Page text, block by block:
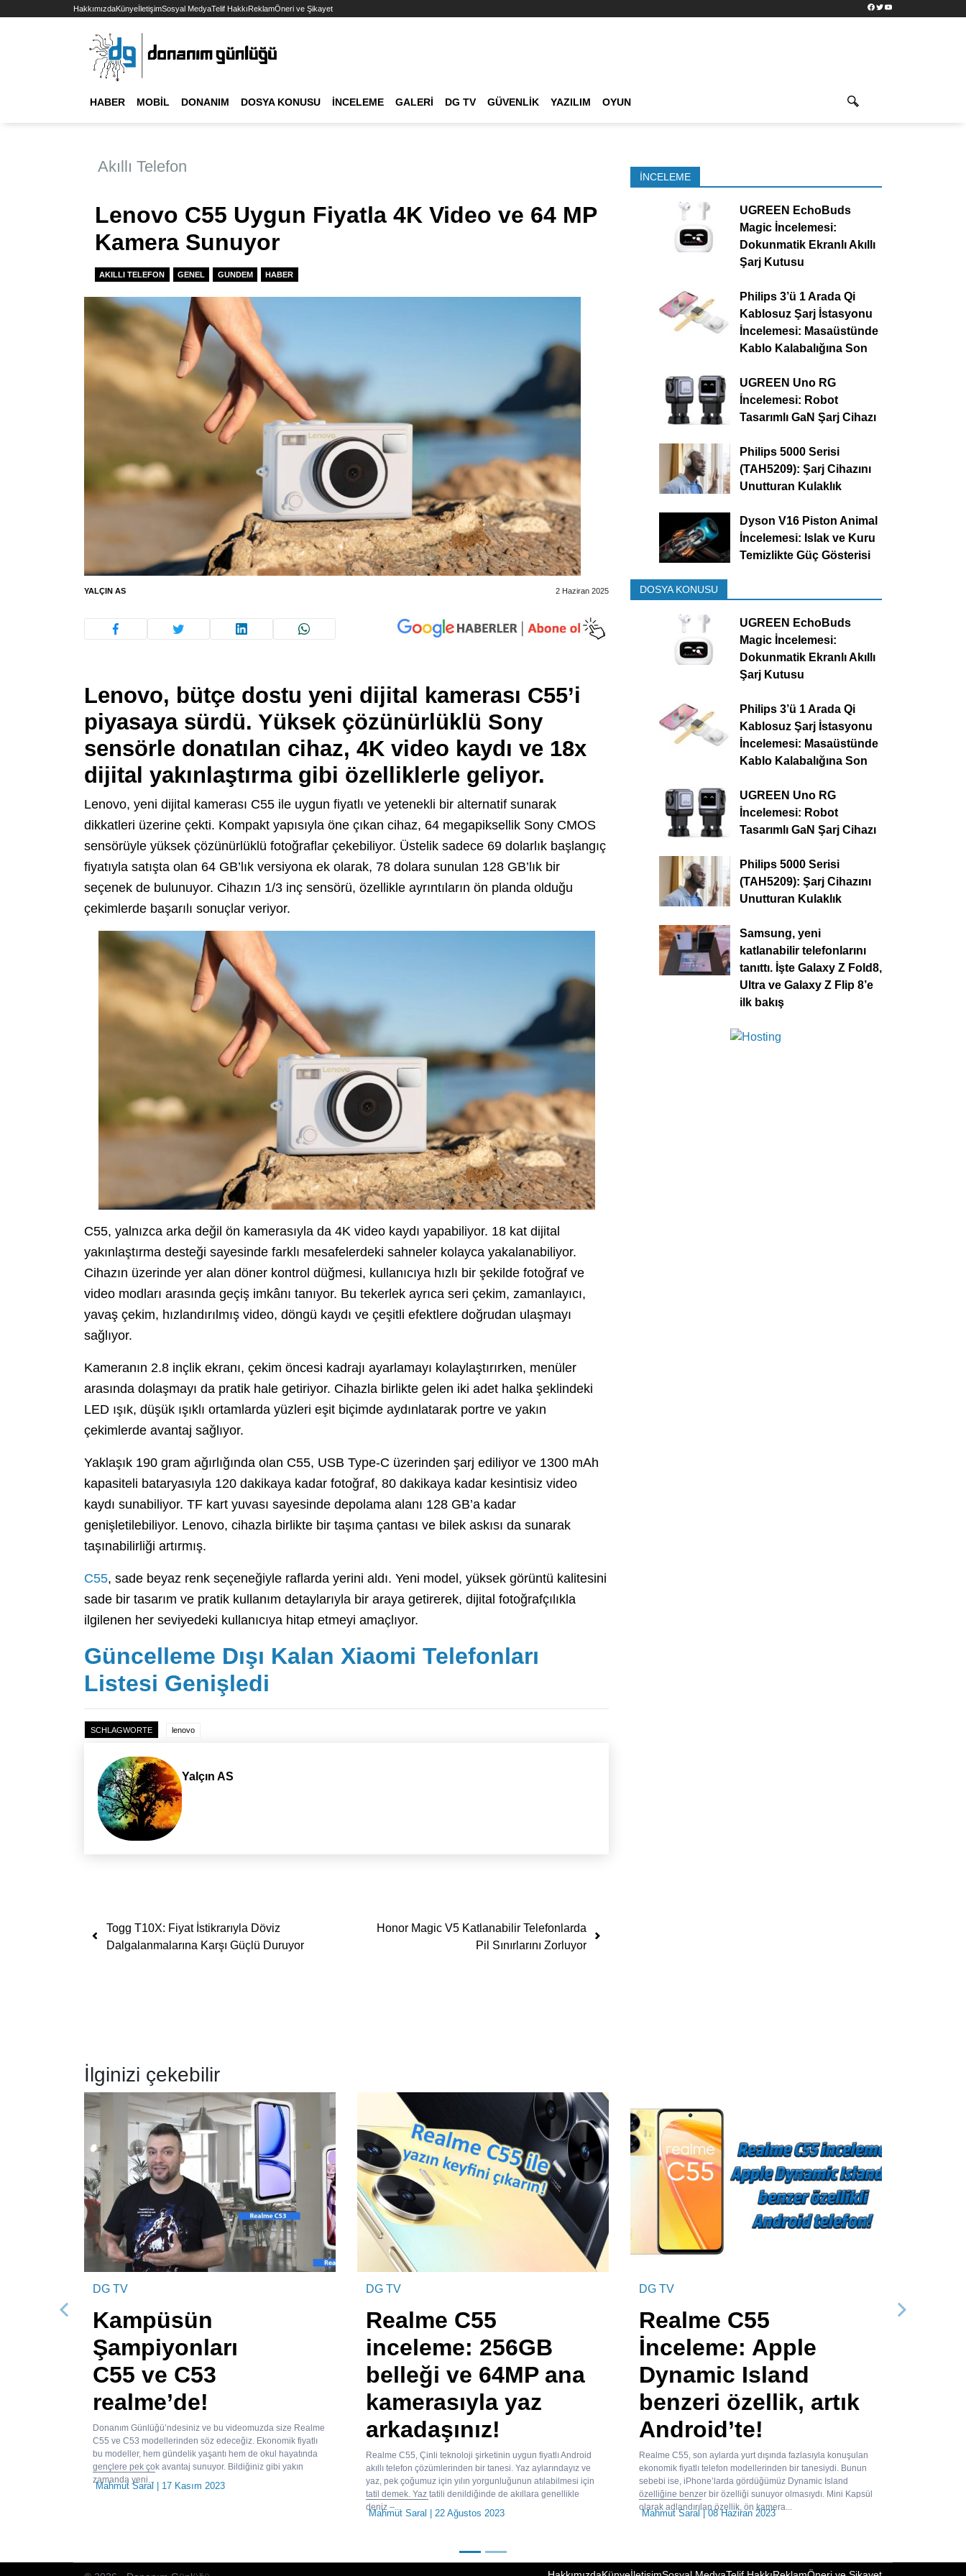
HakkımızdaKünyeİletişimSosyal MedyaTelif HakkıReklamÖneri ve Şikayet Facebook
TwitterYouTube
HABER MOBIL DONANIM DOSYA KONUSU İNCELEME GALERI DG TV GÜVENLIK YAZILIM OYUN
Akıllı Telefon
Lenovo C55 Uygun Fiyatla 4K Video ve 64 MP
Kamera Sunuyor
AKILLI TELEFON GENEL GUNDEM HABER
YALÇIN AS 2 Haziran 2025
Lenovo, bütçe dostu yeni dijital kamerası C55’i
piyasaya sürdü. Yüksek çözünürlüklü Sony
sensörle donatılan cihaz, 4K video kaydı ve 18x
dijital yakınlaştırma gibi özelliklerle geliyor.
Lenovo, yeni dijital kamerası C55 ile uygun fiyatlı ve yetenekli bir alternatif sunarak
dikkatleri üzerine çekti. Kompakt yapısıyla öne çıkan cihaz, 64 megapiksellik Sony CMOS
sensörüyle yüksek çözünürlüklü fotoğraflar çekebiliyor. Üstelik sadece 69 dolarlık başlangıç
fiyatıyla satışta olan 64 GB’lık versiyona ek olarak, 78 dolara sunulan 128 GB’lık bir
seçenek de bulunuyor. Cihazın 1/3 inç sensörü, özellikle ayrıntıların ön planda olduğu
çekimlerde başarılı sonuçlar veriyor.
C55, yalnızca arka değil ön kamerasıyla da 4K video kaydı yapabiliyor. 18 kat dijital
yakınlaştırma desteği sayesinde farklı mesafelerdeki sahneler kolayca yakalanabiliyor.
Cihazın üzerinde yer alan döner kontrol düğmesi, kullanıcıya hızlı bir şekilde fotoğraf ve
video modları arasında geçiş imkânı tanıyor. Bu tekerlek ayrıca seri çekim, zamanlayıcı,
yavaş çekim, hızlandırılmış video, döngü kaydı ve çeşitli efektlere doğrudan ulaşmayı
sağlıyor.
Kameranın 2.8 inçlik ekranı, çekim öncesi kadrajı ayarlamayı kolaylaştırırken, menüler
arasında dolaşmayı da pratik hale getiriyor. Cihazla birlikte gelen iki adet halka şeklindeki
LED ışık, düşük ışıklı ortamlarda yüzleri eşit biçimde aydınlatarak portre ve yakın
çekimlerde avantaj sağlıyor.
Yaklaşık 190 gram ağırlığında olan C55, USB Type-C üzerinden şarj ediliyor ve 1300 mAh
kapasiteli bataryasıyla 120 dakikaya kadar fotoğraf, 80 dakikaya kadar kesintisiz video
kaydı sunabiliyor. TF kart yuvası sayesinde depolama alanı 128 GB’a kadar
genişletilebiliyor. Lenovo, cihazla birlikte bir taşıma çantası ve bilek askısı da sunarak
taşınabilirliği artırmış.
C55, sade beyaz renk seçeneğiyle raflarda yerini aldı. Yeni model, yüksek görüntü kalitesini
sade bir tasarım ve pratik kullanım detaylarıyla bir araya getirerek, dijital fotoğrafçılıkla
ilgilenen her seviyedeki kullanıcıya hitap etmeyi amaçlıyor.
Güncelleme Dışı Kalan Xiaomi Telefonları
Listesi Genişledi
SCHLAGWORTE lenovo
Yalçın AS
Yazı dolaşımı
Togg T10X: Fiyat İstikrarıyla Döviz
Dalgalanmalarına Karşı Güçlü Duruyor
Honor Magic V5 Katlanabilir Telefonlarda
Pil Sınırlarını Zorluyor
İNCELEME
UGREEN EchoBuds
Magic İncelemesi:
Dokunmatik Ekranlı Akıllı
Şarj Kutusu
Philips 3’ü 1 Arada Qi
Kablosuz Şarj İstasyonu
İncelemesi: Masaüstünde
Kablo Kalabalığına Son
UGREEN Uno RG
İncelemesi: Robot
Tasarımlı GaN Şarj Cihazı
Philips 5000 Serisi
(TAH5209): Şarj Cihazını
Unutturan Kulaklık
Dyson V16 Piston Animal
İncelemesi: Islak ve Kuru
Temizlikte Güç Gösterisi
DOSYA KONUSU
UGREEN EchoBuds
Magic İncelemesi:
Dokunmatik Ekranlı Akıllı
Şarj Kutusu
Philips 3’ü 1 Arada Qi
Kablosuz Şarj İstasyonu
İncelemesi: Masaüstünde
Kablo Kalabalığına Son
UGREEN Uno RG
İncelemesi: Robot
Tasarımlı GaN Şarj Cihazı
Philips 5000 Serisi
(TAH5209): Şarj Cihazını
Unutturan Kulaklık
Samsung, yeni
katlanabilir telefonlarını
tanıttı. İşte Galaxy Z Fold8,
Ultra ve Galaxy Z Flip 8’e
ilk bakış
İlginizi çekebilir
DG TV
Kampüsün
Şampiyonları
C55 ve C53
realme’de!
Donanım Günlüğü’ndesiniz ve bu videomuzda size Realme
C55 ve C53 modellerinden söz edeceğiz. Ekonomik fiyatlı
bu modeller, hem gündelik yaşantı hem de okul hayatında
gençlere pek çok avantaj sunuyor. Bildiğiniz gibi yakın
zamanda yeni...
Mahmut Saral| 17 Kasım 2023
DG TV
Realme C55
inceleme: 256GB
belleği ve 64MP ana
kamerasıyla yaz
arkadaşınız!
Realme C55, Çinli teknoloji şirketinin uygun fiyatlı Android
akıllı telefon çözümlerinden bir tanesi. Yaz aylarındayız ve
yaz, pek çoğumuz için yılın yorgunluğunun atılabilmesi için
tatil demek. Yaz tatili denildiğinde de akıllara genellikle
deniz –...
Mahmut Saral | 22 Ağustos 2023
DG TV
Realme C55
İnceleme: Apple
Dynamic Island
benzeri özellik, artık
Android’te!
Realme C55, son aylarda yurt dışında fazlasıyla konuşulan
ekonomik fiyatlı telefon modellerinden bir tanesiydi. Bunun
sebebi ise, iPhone’larda gördüğümüz Dynamic Island
özelliğine benzer bir özelliği sunuyor olmasıydı. Mini Kapsül
olarak adlandırılan özellik, ön kamera...
Mahmut Saral| 08 Haziran 2023
Önceki Sonraki